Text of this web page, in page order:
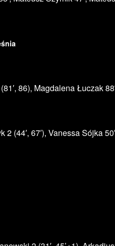
86), Magdalena Łuczak
2 (44′, 67′), Vanessa Sójka